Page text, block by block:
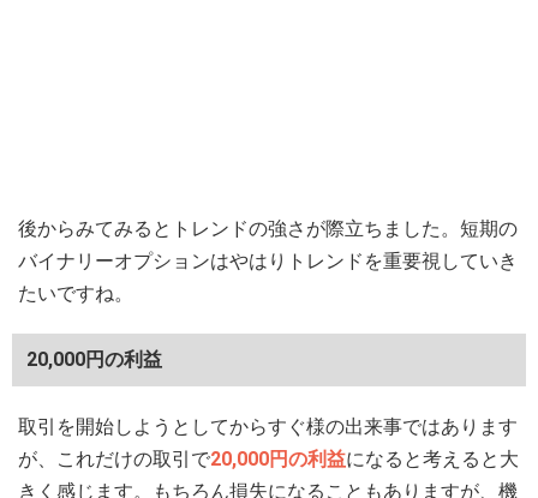
後からみてみるとトレンドの強さが際立ちました。短期の
バイナリーオプションはやはりトレンドを重要視していき
たいですね。
20,000円の利益
取引を開始しようとしてからすぐ様の出来事ではあります
が、これだけの取引で20,000円の利益になると考えると大
きく感じます。もちろん損失になることもありますが、機